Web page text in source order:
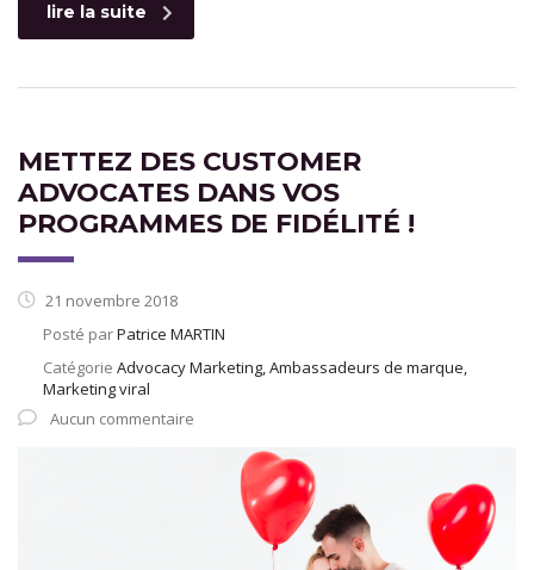
lire la suite
METTEZ DES CUSTOMER
ADVOCATES DANS VOS
PROGRAMMES DE FIDÉLITÉ !
21 novembre 2018
Posté parPatrice MARTIN
Catégorie Advocacy Marketing, Ambassadeurs de marque,
Marketing viral
Aucun commentaire